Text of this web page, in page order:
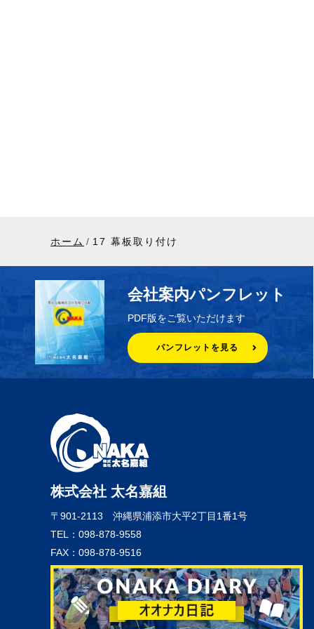
ホーム 17 幕板取り付け
会社案内パンフレット
PDF版をご覧いただけます
パンフレットを見る
株式会社 太名嘉組
〒901-2113 沖縄県浦添市大平2丁目1番1号
TEL：098-878-9558
FAX：098-878-9516